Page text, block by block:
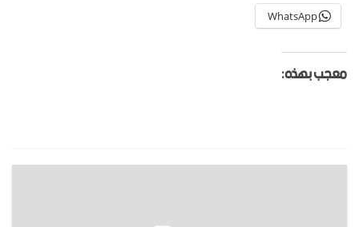
WhatsApp
معجب بهذه: